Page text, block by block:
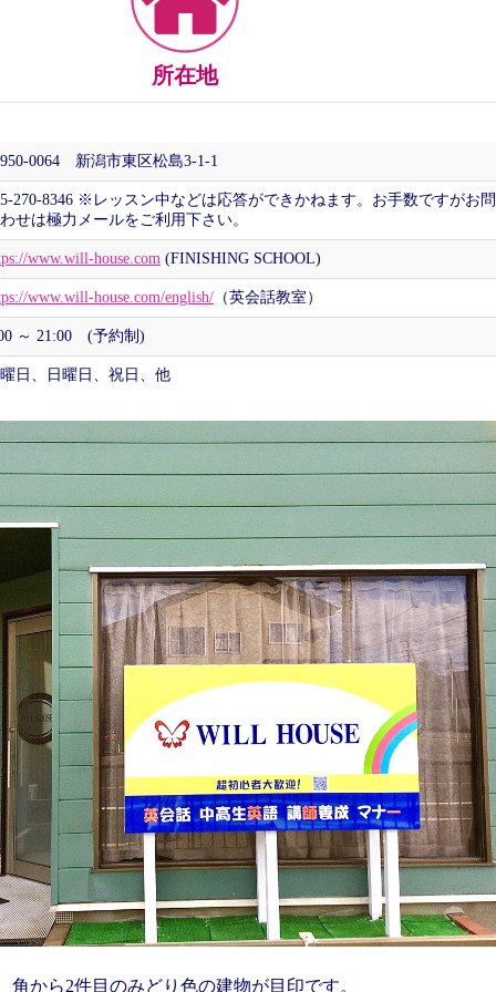
所在地
0064 新潟市東区松島3-1-1
270-8346 ※レッスン中などは応答ができかねます。お手数ですがお
せは極力メールをご利用下さい。
www.will-house.com (FINISHING SCHOOL)
www.will-house.com/english/ （英会話教室）
～ 21:00 (予約制)
日、日曜日、祝日、他
角から2件目のみどり色の建物が目印です。